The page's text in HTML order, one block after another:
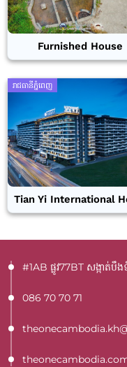
Furnished House
រាជធានីភ្នំពេញ
Tian Yi International
#1AB ផ្លូវ77BT​ សង្កាត់បឹ
086 70 70 71